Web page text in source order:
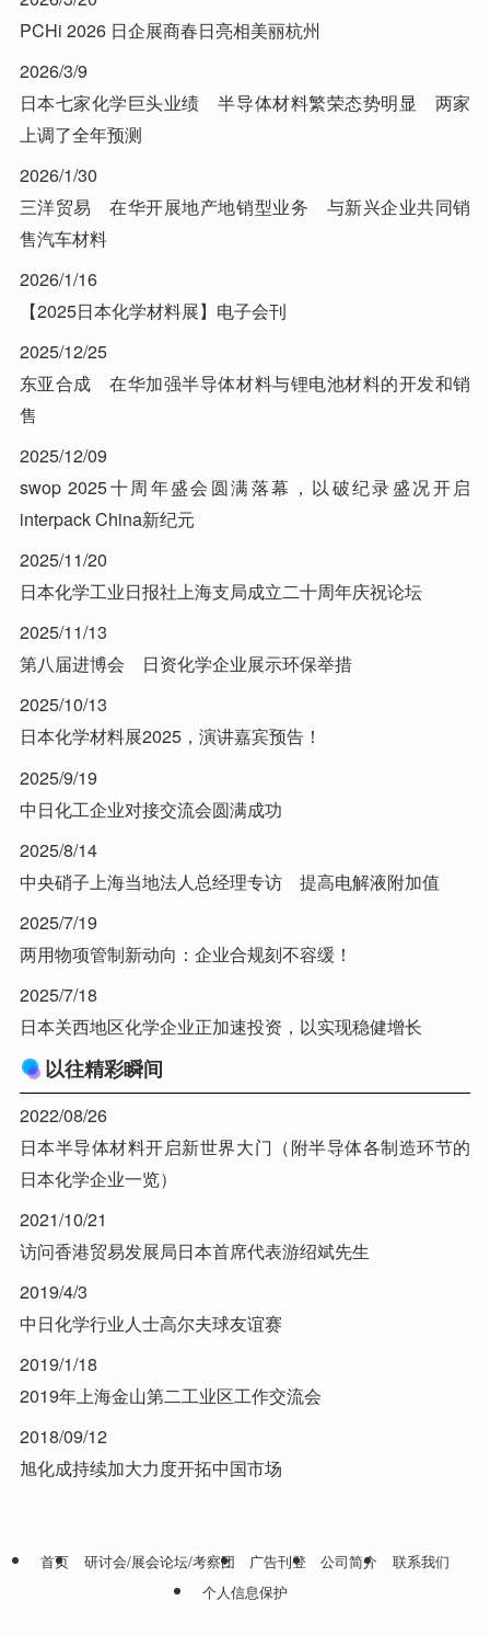
PCHi 2026 日企展商春日亮相美丽杭州
2026/3/9
日本七家化学巨头业绩 半导体材料繁荣态势明显 两家
上调了全年预测
2026/1/30
三洋贸易 在华开展地产地销型业务 与新兴企业共同销
售汽车材料
2026/1/16
【2025日本化学材料展】电子会刊
2025/12/25
东亚合成 在华加强半导体材料与锂电池材料的开发和销
售
2025/12/09
swop 2025十周年盛会圆满落幕，以破纪录盛况开启
interpack China新纪元
2025/11/20
日本化学工业日报社上海支局成立二十周年庆祝论坛
2025/11/13
第八届进博会 日资化学企业展示环保举措
2025/10/13
日本化学材料展2025，演讲嘉宾预告！
2025/9/19
中日化工企业对接交流会圆满成功
2025/8/14
中央硝子上海当地法人总经理专访 提高电解液附加值
2025/7/19
两用物项管制新动向：企业合规刻不容缓！
2025/7/18
日本关西地区化学企业正加速投资，以实现稳健增长
以往精彩瞬间
2022/08/26
日本半导体材料开启新世界大门（附半导体各制造环节的
日本化学企业一览）
2021/10/21
访问香港贸易发展局日本首席代表游绍斌先生
2019/4/3
中日化学行业人士高尔夫球友谊赛
2019/1/18
2019年上海金山第二工业区工作交流会
2018/09/12
旭化成持续加大力度开拓中国市场
首页 研讨会/展会论坛/考察团 广告刊登 公司简介
联系我们
个人信息保护